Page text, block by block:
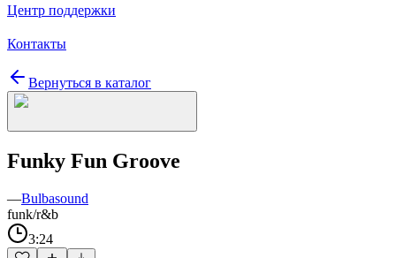
Центр поддержки
Контакты
Вернуться в каталог
Funky Fun Groove
—Bulbasound
funk/r&b
3:24